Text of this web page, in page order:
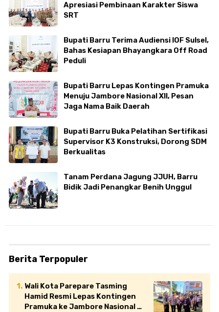
Apresiasi Pembinaan Karakter Siswa
SRT
Bupati Barru Terima Audiensi IOF Sulsel,
Bahas Kesiapan Bhayangkara Off Road
Peduli
Bupati Barru Lepas Kontingen Pramuka
Menuju Jambore Nasional XII, Pesan
Jaga Nama Baik Daerah
Bupati Barru Buka Pelatihan Sertifikasi
Supervisor K3 Konstruksi, Dorong SDM
Berkualitas
Tanam Perdana Jagung JJUH, Barru
Bidik Jadi Penangkar Benih Unggul
Berita Terpopuler
Wali Kota Parepare Tasming
Hamid Resmi Lepas Kontingen
Pramuka ke Jambore Nasional XII